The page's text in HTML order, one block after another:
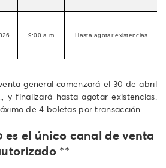
9:00 a.m Hasta agotar existencias
general comenzará el 30 de abril
y finalizará hasta agotar existencias.
de 4 boletas por transacción
es el único canal de venta
**